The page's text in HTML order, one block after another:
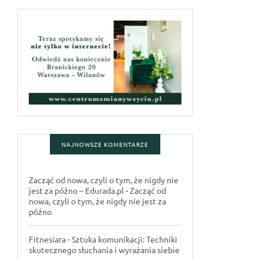
NAJNOWSZE KOMENTARZE
Zacząć od nowa, czyli o tym, że nigdy nie
jest za późno – Edurada.pl -Zacząć od
nowa, czyli o tym, że nigdy nie jest za
późno
Fitnesiara-Sztuka komunikacji: Techniki
skutecznego słuchania i wyrażania siebie